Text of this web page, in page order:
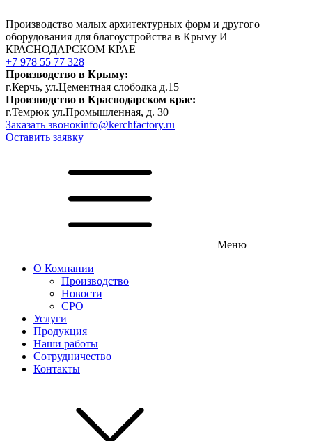
Производство малых архитектурных форм и другого
оборудования для благоустройства в Крыму И
КРАСНОДАРСКОМ КРАЕ
+7 978 55 77 328
Производство в Крыму:
г.Керчь, ул.Цементная слободка д.15
Производство в Краснодарском крае:
г.Темрюк ул.Промышленная, д. 30
Заказать звонокinfo@kerchfactory.ru
Оставить заявку
Меню
О Компании
Производство
Новости
СРО
Услуги
Продукция
Наши работы
Сотрудничество
Контакты